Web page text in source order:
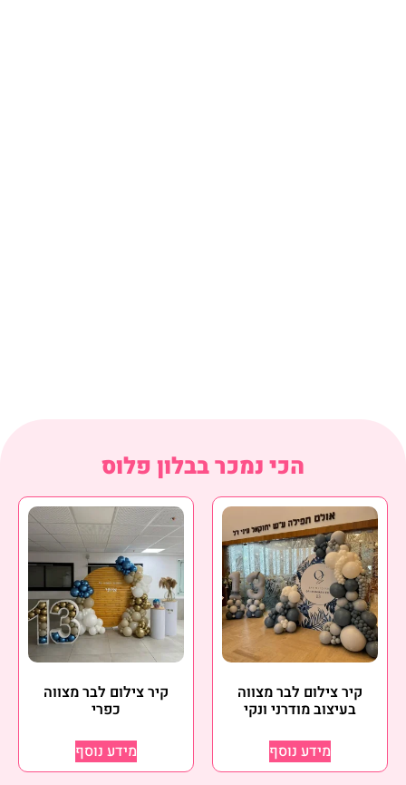
הכי נמכר בבלון פלוס
קיר צילום לבר מצווה
בעיצוב מודרני ונקי
מידע נוסף
קיר צילום לבר מצווה
כפרי
מידע נוסף